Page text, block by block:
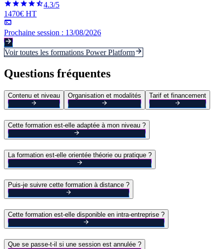
4.3/5
1470€ HT
Prochaine session : 13/08/2026
Voir toutes les formations Power Platform
Questions fréquentes
Contenu et niveau Organisation et modalités Tarif et financement
Cette formation est-elle adaptée à mon niveau ?
La formation est-elle orientée théorie ou pratique ?
Puis-je suivre cette formation à distance ?
Cette formation est-elle disponible en intra-entreprise ?
Que se passe-t-il si une session est annulée ?